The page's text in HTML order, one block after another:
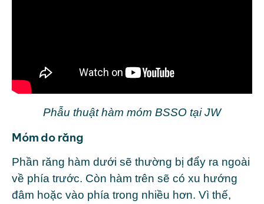
Phẫu thuật hàm móm BSSO tại JW
Móm do răng
Phần răng hàm dưới sẽ thường bị đẩy ra ngoài
về phía trước. Còn hàm trên sẽ có xu hướng
đâm hoặc vào phía trong nhiều hơn. Vì thế,